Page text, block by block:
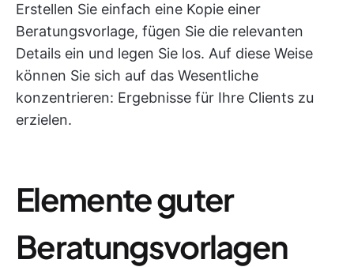
Erstellen Sie einfach eine Kopie einer
Beratungsvorlage, fügen Sie die relevanten
Details ein und legen Sie los. Auf diese Weise
können Sie sich auf das Wesentliche
konzentrieren: Ergebnisse für Ihre Clients zu
erzielen.
Elemente guter
Beratungsvorlagen